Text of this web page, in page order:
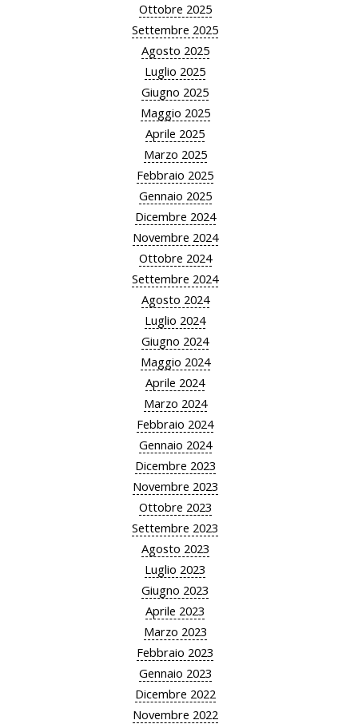
Ottobre 2025
Settembre 2025
Agosto 2025
Luglio 2025
Giugno 2025
Maggio 2025
Aprile 2025
Marzo 2025
Febbraio 2025
Gennaio 2025
Dicembre 2024
Novembre 2024
Ottobre 2024
Settembre 2024
Agosto 2024
Luglio 2024
Giugno 2024
Maggio 2024
Aprile 2024
Marzo 2024
Febbraio 2024
Gennaio 2024
Dicembre 2023
Novembre 2023
Ottobre 2023
Settembre 2023
Agosto 2023
Luglio 2023
Giugno 2023
Aprile 2023
Marzo 2023
Febbraio 2023
Gennaio 2023
Dicembre 2022
Novembre 2022